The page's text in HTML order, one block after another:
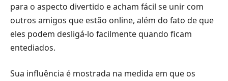
para o aspecto divertido e acham fácil se unir com
outros amigos que estão online, além do fato de que
eles podem desligá-lo facilmente quando ficam
entediados.
Sua influência é mostrada na medida em que os